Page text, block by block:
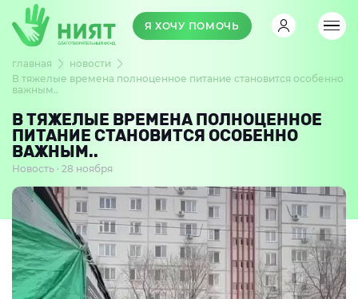
Я ХОЧУ ПОМОЧЬ
главная
новости
В тяжелые времена полноценное питание становится особенно
важным..
В ТЯЖЕЛЫЕ ВРЕМЕНА ПОЛНОЦЕННОЕ
ПИТАНИЕ СТАНОВИТСЯ ОСОБЕННО
ВАЖНЫМ..
Новость · 28 ноября